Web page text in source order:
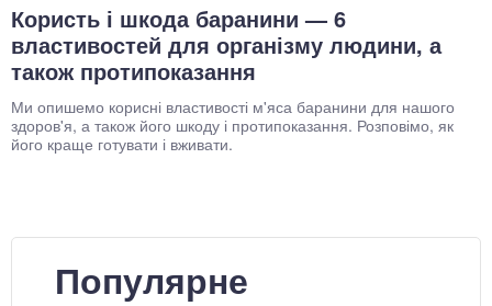
Користь і шкода баранини — 6
властивостей для організму людини, а
також протипоказання
Ми опишемо корисні властивості м'яса баранини для нашого
здоров'я, а також його шкоду і протипоказання. Розповімо, як
його краще готувати і вживати.
Популярне